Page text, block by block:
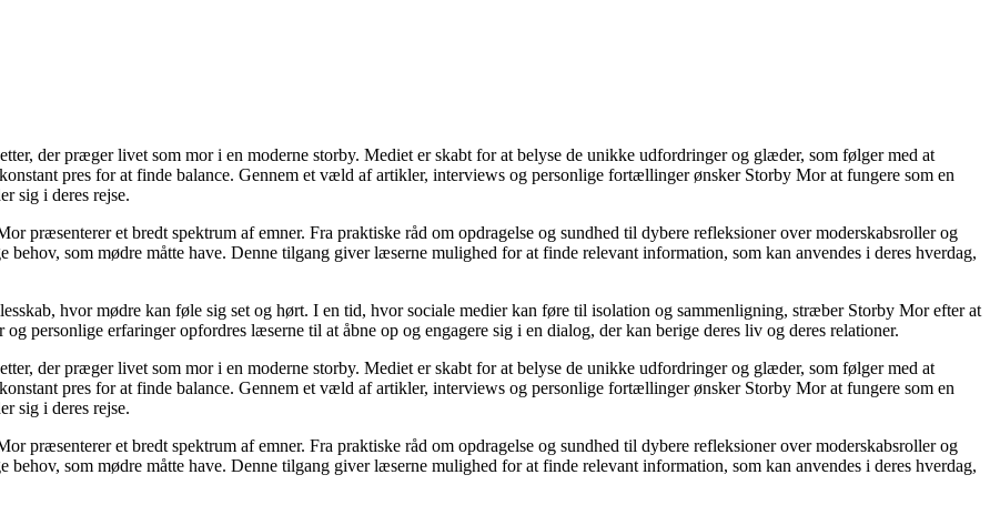
der præger livet som mor i en moderne storby. Mediet er skabt for at belyse de unikke udfordringer og glæder, som følger med at
pres for at finde balance. Gennem et væld af artikler, interviews og personlige fortællinger ønsker Storby Mor at fungere som en
sig i deres rejse.
præsenterer et bredt spektrum af emner. Fra praktiske råd om opdragelse og sundhed til dybere refleksioner over moderskabsroller og
som mødre måtte have. Denne tilgang giver læserne mulighed for at finde relevant information, som kan anvendes i deres hverdag,
hvor mødre kan føle sig set og hørt. I en tid, hvor sociale medier kan føre til isolation og sammenligning, stræber Storby Mor efter at
personlige erfaringer opfordres læserne til at åbne op og engagere sig i en dialog, der kan berige deres liv og deres relationer.
der præger livet som mor i en moderne storby. Mediet er skabt for at belyse de unikke udfordringer og glæder, som følger med at
pres for at finde balance. Gennem et væld af artikler, interviews og personlige fortællinger ønsker Storby Mor at fungere som en
sig i deres rejse.
præsenterer et bredt spektrum af emner. Fra praktiske råd om opdragelse og sundhed til dybere refleksioner over moderskabsroller og
som mødre måtte have. Denne tilgang giver læserne mulighed for at finde relevant information, som kan anvendes i deres hverdag,